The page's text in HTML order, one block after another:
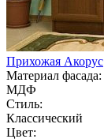
Прихожая Акорус
Материал фасада:
МДФ
Стиль:
Классический
Цвет: